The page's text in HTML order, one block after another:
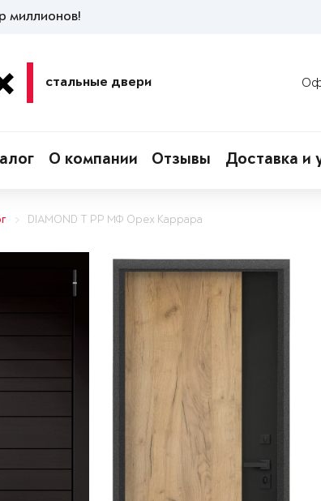
миллионов!
стальные двери
О компании Отзывы Доставка и
DIAMOND T РР МФ Орех Каррара